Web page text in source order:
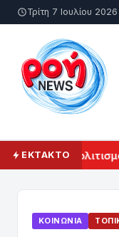
Τρίτη 7 Ιουλίου 2026
ΕΚΤΑΚΤΟ
Αρμενικού
ΚΟΙΝΩΝΊΑ